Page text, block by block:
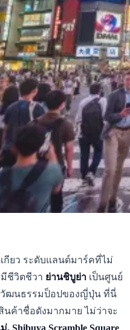
กียว ระดับแลนด์มาร์คที่ไม่
ชีวิตชีวา ย่านชิบูย่า เป็นศูนย์
วัฒนธรรมป็อปของญี่ปุ่น ที่นี่
ค้าชื่อดังมากมาย ไม่ว่าจะ